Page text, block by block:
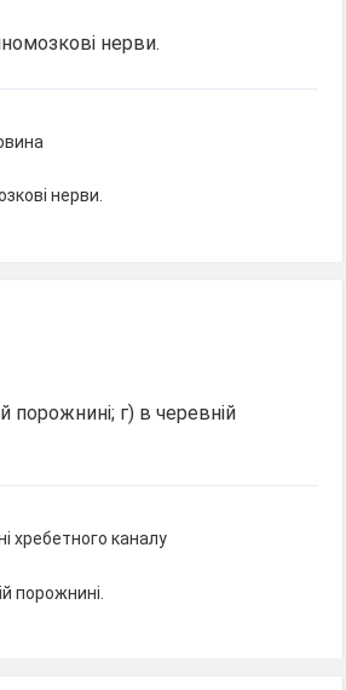
нерви.
нерви.
порожнині; г) в черевній
хребетного каналу
порожнині.